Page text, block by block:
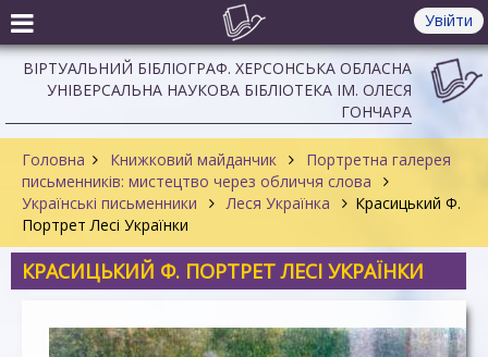
Увійти
ВІРТУАЛЬНИЙ БІБЛІОГРАФ. ХЕРСОНСЬКА ОБЛАСНА
УНІВЕРСАЛЬНА НАУКОВА БІБЛІОТЕКА ІМ. ОЛЕСЯ
ГОНЧАРА
Головна Книжковий майданчик
Портретна галерея
письменників: мистецтво через обличчя слова
Українські письменники
Леся Українка
Красицький Ф.
Портрет Лесі Українки
КРАСИЦЬКИЙ Ф. ПОРТРЕТ ЛЕСІ УКРАЇНКИ